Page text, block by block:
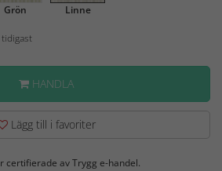
Grön Linne
HANDLA
Lägg till i favoriter
certifierade av Trygg e-handel.